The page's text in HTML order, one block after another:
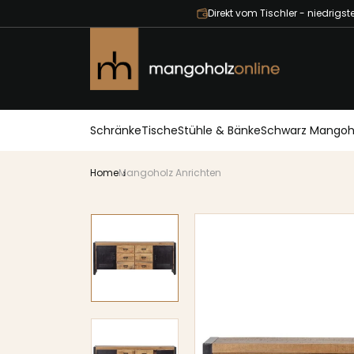
Direkt vom Tischler -
Schränke Tische Stühle & Bänke Schwarz
HomeMangoholz Anrichten